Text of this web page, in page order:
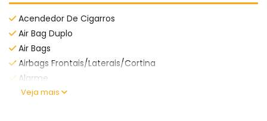
Acendedor De Cigarros
Air Bag Duplo
Air Bags
Airbags Frontais/Laterais/Cortina
Alarme
Veja mais